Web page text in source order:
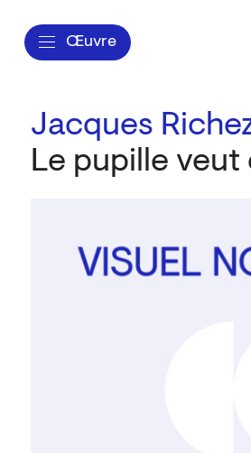
Œuvre
Jacques
Le pupille